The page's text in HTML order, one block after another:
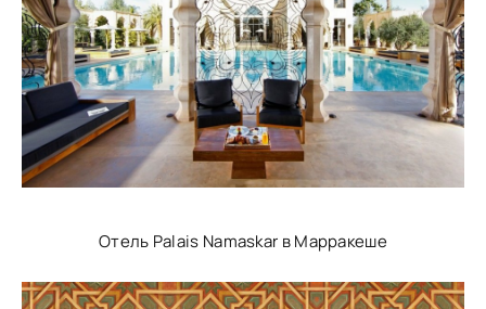
Отель Palais Namaskar в Марракеше